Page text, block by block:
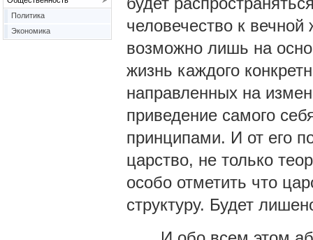
человечество к
возможно лишь на
жизнь каждого
направленных на
приведение самого
принципами. И от его
царство, не только
особо отметить что
структуру. Будет
Политика
Экономика